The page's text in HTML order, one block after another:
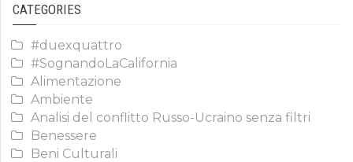
CATEGORIES
#duexquattro
#SognandoLaCalifornia
Alimentazione
Ambiente
Analisi del conflitto Russo-Ucraino senza filtri
Benessere
Beni Culturali